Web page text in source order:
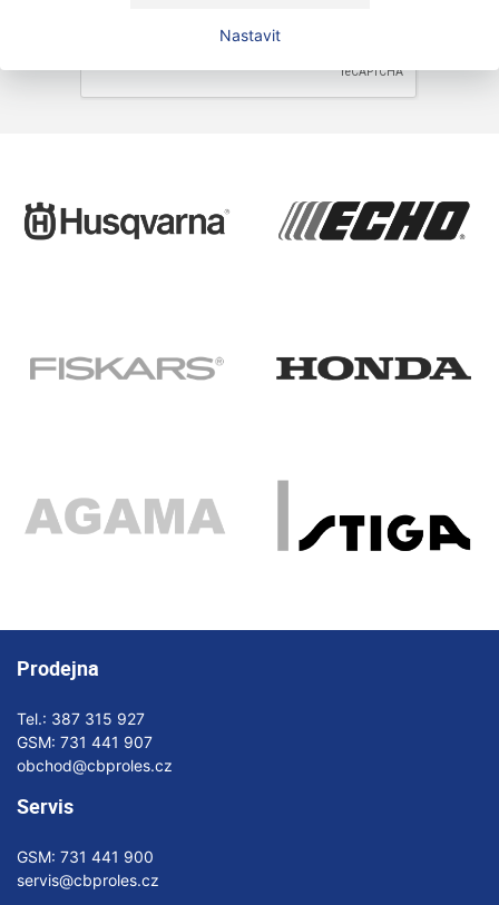
Nastavit
Prodejna
Tel.: 387 315 927
GSM: 731 441 907
obchod@cbproles.cz
Servis
GSM: 731 441 900
servis@cbproles.cz